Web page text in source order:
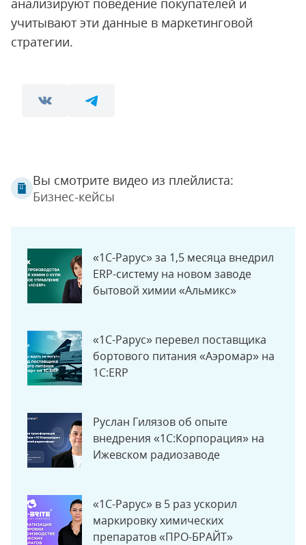
анализируют поведение покупателей и
учитывают эти данные в маркетинговой
стратегии.
Вы смотрите видео из плейлиста:
Бизнес-кейсы
«1С-Рарус» за 1,5 месяца внедрил
ERP-систему на новом заводе
бытовой химии «Альмикс»
«1С-Рарус» перевел поставщика
бортового питания «Аэромар» на
1C:ERP
Руслан Гилязов об опыте
внедрения «1С:Корпорация» на
Ижевском радиозаводе
«1С-Рарус» в 5 раз ускорил
маркировку химических
препаратов «ПРО-БРАЙТ»